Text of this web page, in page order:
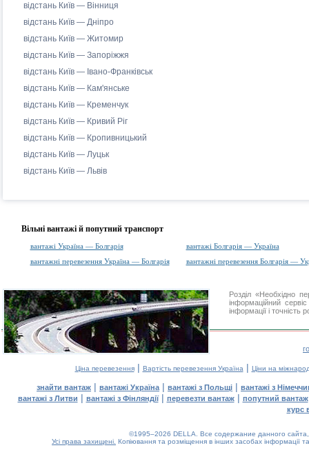
відстань Київ — Вінниця
відстань Київ — Дніпро
відстань Київ — Житомир
відстань Київ — Запоріжжя
відстань Київ — Івано-Франківськ
відстань Київ — Кам'янське
відстань Київ — Кременчук
відстань Київ — Кривий Ріг
відстань Київ — Кропивницький
відстань Київ — Луцьк
відстань Київ — Львів
Вільні вантажі й попутний транспорт
вантажі Україна — Болгарія
вантажі Болгарія — Україна
вантажні перевезення Україна — Болгарія
вантажні перевезення Болгарія —
Розділ «Необхідно
інформаційний
інформації і
Ціна перевезення| Вартість перевезення Україна | Ціни на
знайти вантаж | вантажі Україна | вантажі з Польщі | вантажі з
вантажі з Литви | вантажі з Фінляндії| перевезти вантаж| попутний вантаж
курс
©1995–2026 DELLA. Все содержание данного
Усі права захищені. Копіювання та розміщення в інших засобах інформації